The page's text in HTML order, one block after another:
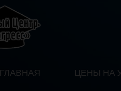
ГЛАВНАЯ ЦЕНЫ НА